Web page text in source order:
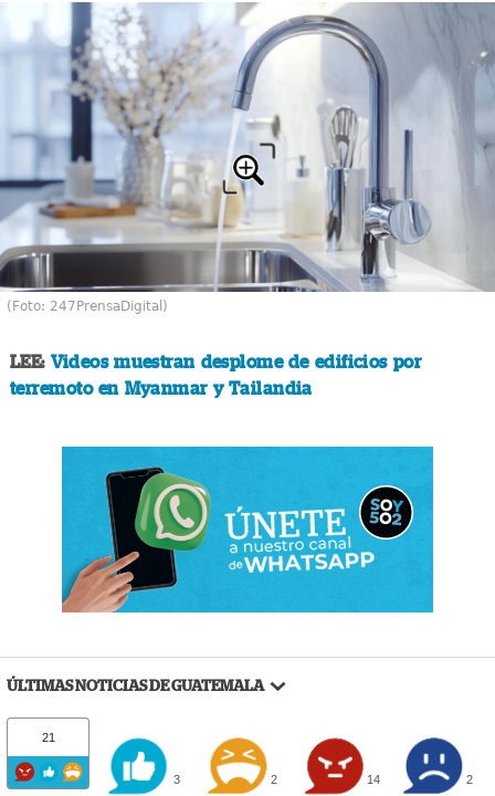
(Foto: 247PrensaDigital)
LEE: Videos muestran desplome de edificios por
terremoto en Myanmar y Tailandia
ÚLTIMAS NOTICIAS DE GUATEMALA
21
3 2 14 2